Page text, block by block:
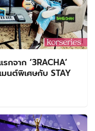
กจาก ‘3RACHA’
มนต์พิเศษกับ STAY